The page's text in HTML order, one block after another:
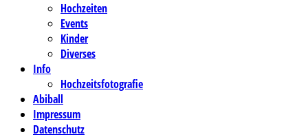
Hochzeiten
Events
Kinder
Diverses
Info
Hochzeitsfotografie
Abiball
Impressum
Datenschutz